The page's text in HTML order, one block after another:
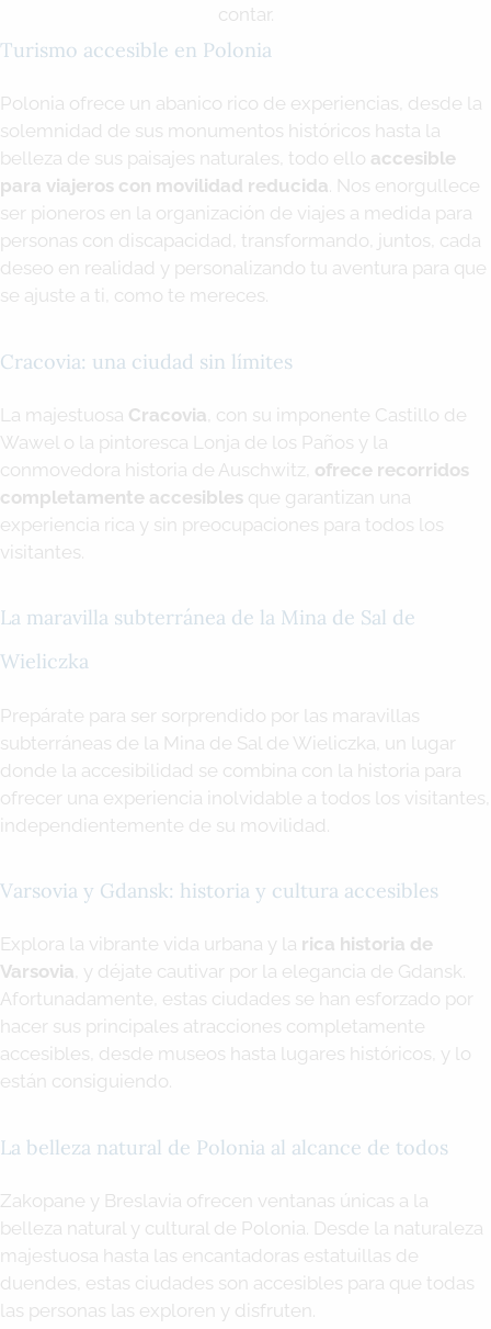
contar.
Turismo accesible en Polonia
Polonia ofrece un abanico rico de experiencias, desde la
solemnidad de sus monumentos históricos hasta la
belleza de sus paisajes naturales, todo ello accesible
para viajeros con movilidad reducida. Nos enorgullece
ser pioneros en la organización de viajes a medida para
personas con discapacidad, transformando, juntos, cada
deseo en realidad y personalizando tu aventura para que
se ajuste a ti, como te mereces.
Cracovia: una ciudad sin límites
La majestuosa Cracovia , con su imponente Castillo de
Wawel o la pintoresca Lonja de los Paños y la
conmovedora historia de Auschwitz, ofrece recorridos
completamente accesibles que garantizan una
experiencia rica y sin preocupaciones para todos los
visitantes.
La maravilla subterránea de la Mina de Sal de
Wieliczka
Prepárate para ser sorprendido por las maravillas
subterráneas de la Mina de Sal de Wieliczka, un lugar
donde la accesibilidad se combina con la historia para
ofrecer una experiencia inolvidable a todos los visitantes,
independientemente de su movilidad.
Varsovia y Gdansk: historia y cultura accesibles
Explora la vibrante vida urbana y la rica historia de
Varsovia , y déjate cautivar por la elegancia de Gdansk.
Afortunadamente, estas ciudades se han esforzado por
hacer sus principales atracciones completamente
accesibles, desde museos hasta lugares históricos, y lo
están consiguiendo.
La belleza natural de Polonia al alcance de todos
Zakopane y Breslavia ofrecen ventanas únicas a la
belleza natural y cultural de Polonia. Desde la naturaleza
majestuosa hasta las encantadoras estatuillas de
duendes, estas ciudades son accesibles para que todas
las personas las exploren y disfruten.